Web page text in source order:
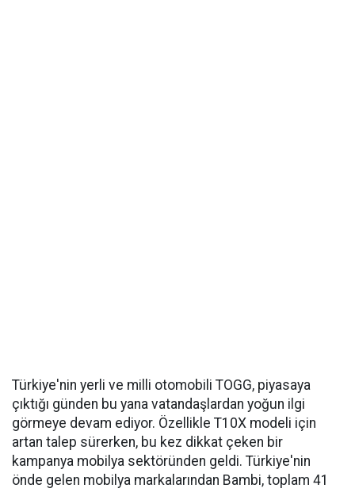
Türkiye'nin yerli ve milli otomobili TOGG, piyasaya
çıktığı günden bu yana vatandaşlardan yoğun ilgi
görmeye devam ediyor. Özellikle T10X modeli için
artan talep sürerken, bu kez dikkat çeken bir
kampanya mobilya sektöründen geldi. Türkiye'nin
önde gelen mobilya markalarından Bambi, toplam 41